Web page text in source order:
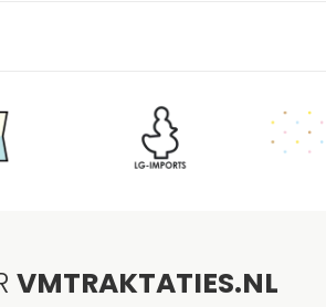
VMTRAKTATIES.NL